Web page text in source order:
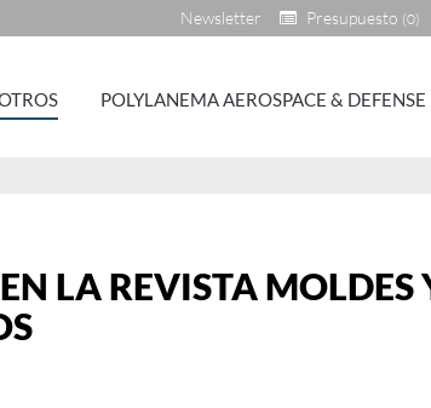
Presupuesto (0)
Newsletter
POLYLANEMA AEROSPACE & DEFENSE
LA REVISTA MOLDES